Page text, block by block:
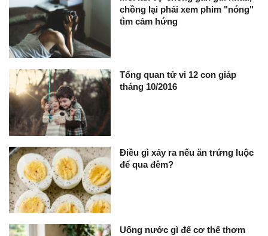
chồng lại phải xem phim "nóng"
tìm cảm hứng
Tổng quan tử vi 12 con giáp
tháng 10/2016
Điều gì xảy ra nếu ăn trứng luộc
để qua đêm?
Uống nước gì để cơ thể thơm